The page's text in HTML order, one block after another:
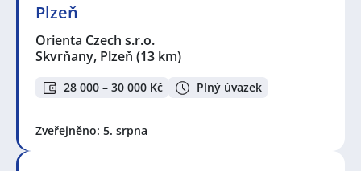
Plzeň
Orienta Czech s.r.o.
Skvrňany, Plzeň (13 km)
28 000 – 30 000 Kč Plný úvazek
Zveřejněno: 5. srpna